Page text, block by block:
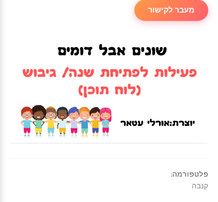
מעבר לקישור
פלטפורמה:
קנבה